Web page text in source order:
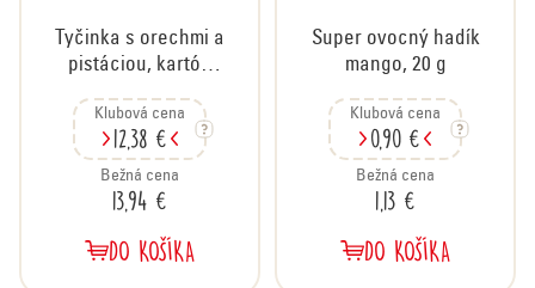
Tyčinka s orechmi a
pistáciou, kartón
Klubová cena
12,38 €
Bežná cena
13,94 €
DO KOŠÍKA
Super ovocný hadík
mango, 20 g
Klubová cena
0,90 €
Bežná cena
1,13 €
DO KOŠÍKA